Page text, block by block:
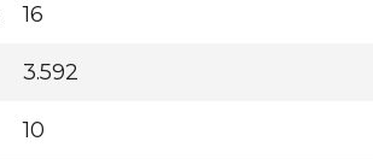
16
3.592
10